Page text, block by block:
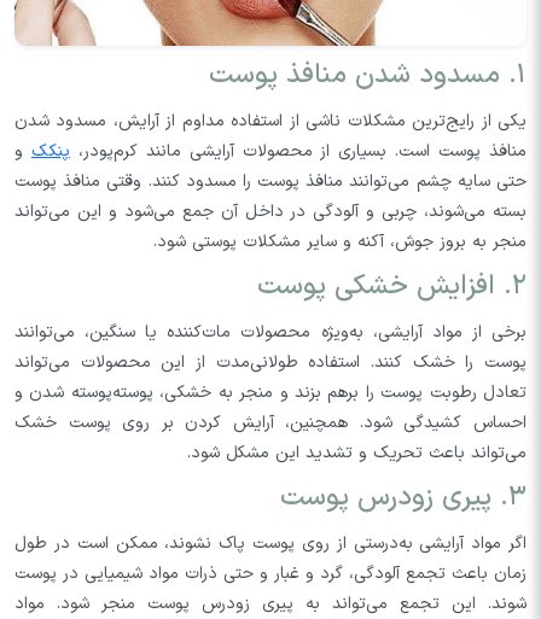
۱. مسدود شدن منافذ پوست
یکی از رایج‌ترین مشکلات ناشی از استفاده مداوم از آرایش، مسدود شدن
منافذ پوست است. بسیاری از محصولات آرایشی مانند کرم‌پودر،پنکک و
حتی سایه چشم می‌توانند منافذ پوست را مسدود کنند. وقتی منافذ پوست
بسته می‌شوند، چربی و آلودگی در داخل آن جمع می‌شود و این می‌تواند
منجر به بروز جوش، آکنه و سایر مشکلات پوستی شود.
۲. افزایش خشکی پوست
برخی از مواد آرایشی، به‌ویژه محصولات مات‌کننده یا سنگین، می‌توانند
پوست را خشک کنند. استفاده طولانی‌مدت از این محصولات می‌تواند
تعادل رطوبت پوست را برهم بزند و منجر به خشکی، پوسته‌پوسته شدن و
احساس کشیدگی شود. همچنین، آرایش کردن بر روی پوست خشک
می‌تواند باعث تحریک و تشدید این مشکل شود.
۳. پیری زودرس پوست
اگر مواد آرایشی به‌درستی از روی پوست پاک نشوند، ممکن است در طول
زمان باعث تجمع آلودگی، گرد و غبار و حتی ذرات مواد شیمیایی در پوست
شوند. این تجمع می‌تواند به پیری زودرس پوست منجر شود. مواد